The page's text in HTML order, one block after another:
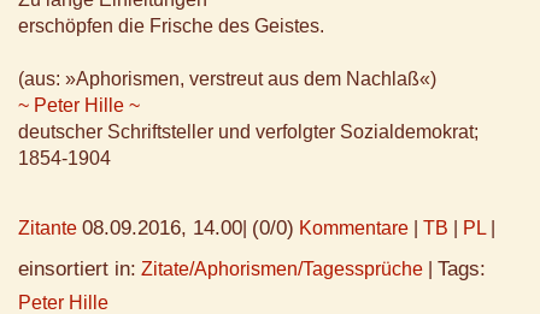
erschöpfen die Frische des Geistes.
(aus: »Aphorismen, verstreut aus dem Nachlaß«)
~ Peter Hille ~
deutscher Schriftsteller und verfolgter Sozialdemokrat;
1854-1904
Zitante 08.09.2016, 14.00 (0/0) Kommentare TB PL
einsortiert in: Zitate/Aphorismen/Tagessprüche Tags:
Peter Hille